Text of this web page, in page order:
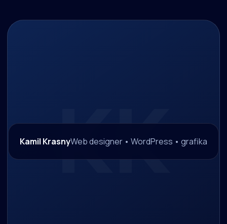
Kamil KrasnyWeb designer • WordPress • grafika